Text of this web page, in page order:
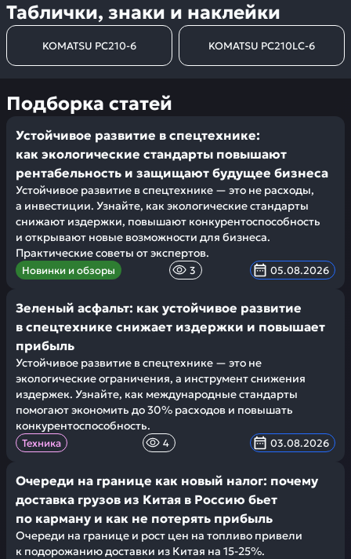
Таблички, знаки и наклейки
KOMATSU PC210-6 KOMATSU PC210LC-6
Подборка статей
Устойчивое развитие в спецтехнике:
как экологические стандарты повышают
рентабельность и защищают будущее бизнеса
Устойчивое развитие в спецтехнике — это не расходы,
а инвестиции. Узнайте, как экологические стандарты
снижают издержки, повышают конкурентоспособность
и открывают новые возможности для бизнеса.
Практические советы от экспертов.
Новинки и обзоры 3 05.08.2026
Зеленый асфальт: как устойчивое развитие
в спецтехнике снижает издержки и повышает
прибыль
Устойчивое развитие в спецтехнике — это не
экологические ограничения, а инструмент снижения
издержек. Узнайте, как международные стандарты
помогают экономить до 30% расходов и повышать
конкурентоспособность.
Техника 4 03.08.2026
Очереди на границе как новый налог: почему
доставка грузов из Китая в Россию бьет
по карману и как не потерять прибыль
Очереди на границе и рост цен на топливо привели
к подорожанию доставки из Китая на 15-25%.